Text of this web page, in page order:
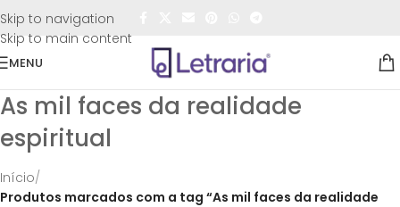
Skip to navigation
Skip to main content
FRETE GRÁTIS
MENU
As mil faces da realidade
espiritual
Início/
Produtos marcados com a tag “As mil faces da realidade